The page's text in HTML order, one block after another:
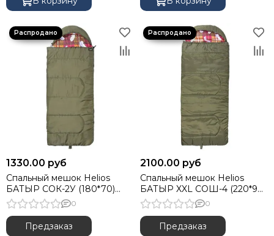
1330.00 руб
Спальный мешок Helios
БАТЫР СОК-2У (180*70)
зелёный (холлофайбер)
0
Предзаказ
2100.00 руб
Спальный мешок Helios
БАТЫР XXL СОШ-4 (220*90)
зелёный (холлофайбер)
0
Предзаказ